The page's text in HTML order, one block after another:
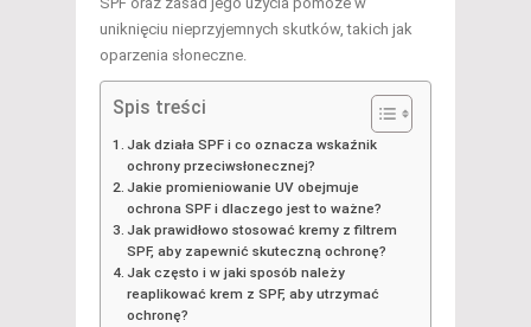
uniknięciu nieprzyjemnych skutków, takich jak
oparzenia słoneczne.
Spis treści
Jak działa SPF i co oznacza wskaźnik
ochrony przeciwsłonecznej?
Jakie promieniowanie UV obejmuje
ochrona SPF i dlaczego jest to ważne?
Jak prawidłowo stosować kremy z filtrem
SPF, aby zapewnić skuteczną ochronę?
Jak często i w jaki sposób należy
reaplikować krem z SPF, aby utrzymać
ochronę?